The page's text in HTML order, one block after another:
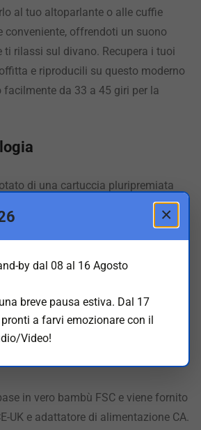
al tuo altoparlante o alle cuffie
conveniente, offrendoti un suono
ti rilassi sul divano. Recupera i tuoi
e riproducili su questo moderno
da 33 a 45 giri per la
di una cartuccia pluripremiata
porta USB, per archiviare
Il piatto in metallo con
il braccio con contrappeso e la
copertura in plastica protegge il
e urti.
in vero bambù FSC e viene fornito
UK e adattatore di alimentazione CA.
×
by dal 08 al 16 Agosto
breve pausa estiva. Dal 17
a farvi emozionare con il
Video!